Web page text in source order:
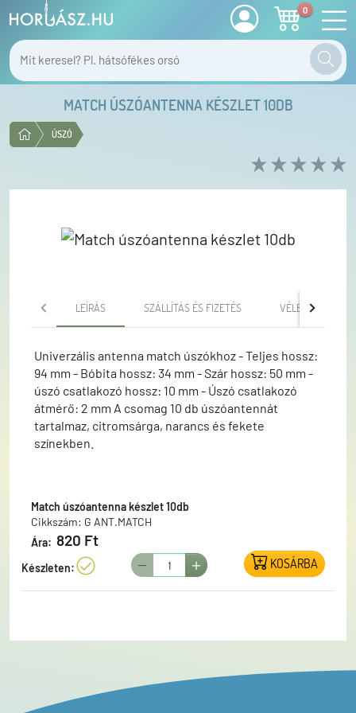
0
MATCH ÚSZÓANTENNA KÉSZLET 10DB
ÚSZÓ
LEÍRÁS SZÁLLÍTÁS ÉS FIZETÉS VÉLEMÉNYEK
Univerzális antenna match úszókhoz - Teljes hossz:
94 mm - Bóbita hossz: 34 mm - Szár hossz: 50 mm -
úszó csatlakozó hossz: 10 mm - Úszó csatlakozó
átmérő: 2 mm A csomag 10 db úszóantennát
tartalmaz, citromsárga, narancs és fekete
színekben.
Match úszóantenna készlet 10db
Cikkszám: G ANT.MATCH
Ára: 820 Ft
Készleten: KOSÁRBA